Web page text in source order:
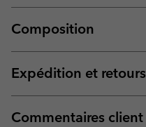
Composition
Expédition et retours
Commentaires client